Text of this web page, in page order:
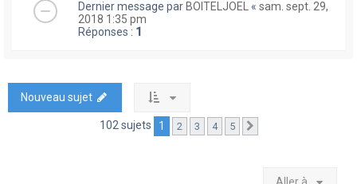
Dernier message par BOITELJOEL « sam. sept. 29,
2018 1:35 pm
Réponses : 1
Nouveau sujet
102 sujets 1 2 3 4 5